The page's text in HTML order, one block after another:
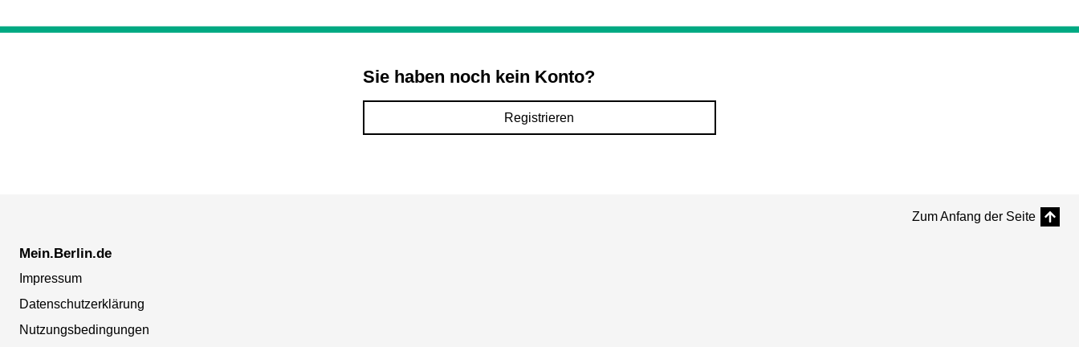
Sie haben noch kein Konto?
Registrieren
Zum Anfang der Seite
Mein.Berlin.de
Impressum
Datenschutzerklärung
Nutzungsbedingungen